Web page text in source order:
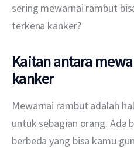
sering mewarnai rambut
terkena kanker?
Kaitan antara
kanker
Mewarnai rambut adalah
untuk sebagian orang. Ada
berbeda yang bisa kamu